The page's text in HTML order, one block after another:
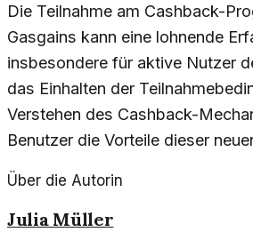
Die Teilnahme am Cashback-
Gasgains kann eine lohnende
insbesondere für aktive Nutzer
das Einhalten der
Verstehen des Cashback-
Benutzer die Vorteile dieser
Über die Autorin
Julia Müller